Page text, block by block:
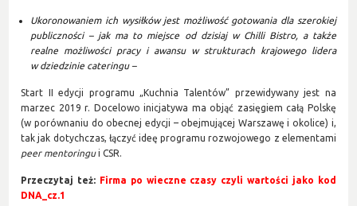
Ukoronowaniem ich wysiłków jest możliwość gotowania dla szerokiej
publiczności – jak ma to miejsce od dzisiaj w Chilli Bistro, a także
realne możliwości pracy i awansu w strukturach krajowego lidera
w dziedzinie cateringu –
Start II edycji programu „Kuchnia Talentów” przewidywany jest na
marzec 2019 r. Docelowo inicjatywa ma objąć zasięgiem całą Polskę
(w porównaniu do obecnej edycji – obejmującej Warszawę i okolice) i,
tak jak dotychczas, łączyć ideę programu rozwojowego z elementami
peer mentoringui CSR.
Przeczytaj też: Firma po wieczne czasy czyli wartości jako kod
DNA_cz.1